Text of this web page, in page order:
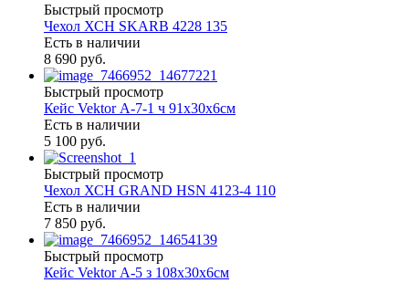
Быстрый просмотр
Чехол ХСН SKARB 4228 135
Есть в наличии
8 690 руб.
Быстрый просмотр
Кейс Vektor А-7-1 ч 91х30х6см
Есть в наличии
5 100 руб.
Быстрый просмотр
Чехол ХСН GRAND HSN 4123-4 110
Есть в наличии
7 850 руб.
Быстрый просмотр
Кейс Vektor А-5 з 108х30х6см